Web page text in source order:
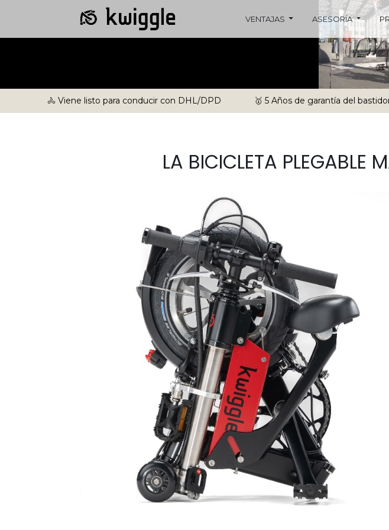
VENTAJAS ASESORÍA
🚴 Viene listo para conducir con DHL/DPD 🥇 5 Años de garantía del
LA BICICLETA PLEGABLE